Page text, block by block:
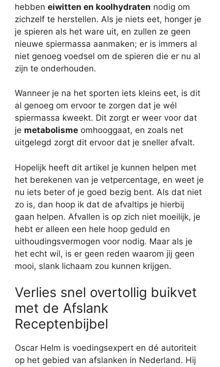
hebben eiwitten en koolhydraten nodig om
zichzelf te herstellen. Als je niets eet, honger je
je spieren als het ware uit, en zullen ze geen
nieuwe spiermassa aanmaken; er is immers al
niet genoeg voedsel om de spieren die er nu al
zijn te onderhouden.
Wanneer je na het sporten iets kleins eet, is dit
al genoeg om ervoor te zorgen dat je wél
spiermassa kweekt. Dit zorgt er weer voor dat
je metabolisme omhooggaat, en zoals net
uitgelegd zorgt dit ervoor dat je sneller afvalt.
Hopelijk heeft dit artikel je kunnen helpen met
het berekenen van je vetpercentage, en weet je
nu iets beter of je goed bezig bent. Als dat niet
zo is, dan hoop ik dat de afvaltips je hierbij
gaan helpen. Afvallen is op zich niet moeilijk, je
hebt er alleen een hele hoop geduld en
uithoudingsvermogen voor nodig. Maar als je
het echt wil, is er geen reden waarom jij geen
mooi, slank lichaam zou kunnen krijgen.
Verlies snel overtollig buikvet
met de Afslank
Receptenbijbel
Oscar Helm is voedingsexpert en dé autoriteit
op het gebied van afslanken in Nederland. Hij